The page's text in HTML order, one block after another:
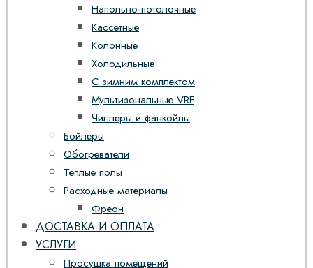
Напольно-потолочные
Кассетные
Колонные
Холодильные
С зимним комплектом
Мультизональные VRF
Чиллеры и фанкойлы
Бойлеры
Обогреватели
Теплые полы
Расходные материалы
Фреон
ДОСТАВКА И ОПЛАТА
УСЛУГИ
Просушка помещений